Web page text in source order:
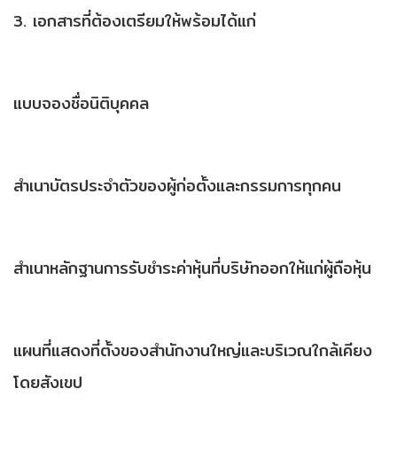
3. เอกสารที่ต้องเตรียมให้พร้อมได้แก่
แบบจองชื่อนิติบุคคล
สำเนาบัตรประจำตัวของผู้ก่อตั้งและกรรมการทุกคน
สำเนาหลักฐานการรับชำระค่าหุ้นที่บริษัทออกให้แก่ผู้ถือหุ้น
แผนที่แสดงที่ตั้งของสำนักงานใหญ่และบริเวณใกล้เคียง
โดยสังเขป